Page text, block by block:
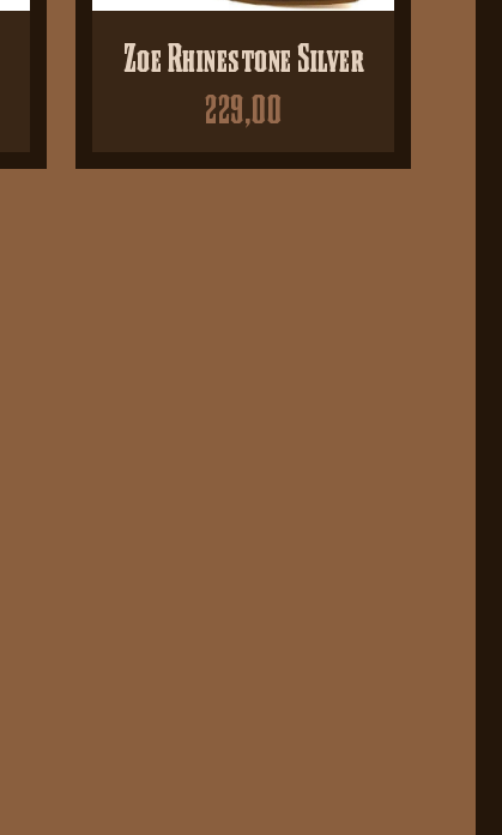
Zoe Rhinestone Silver
229,00